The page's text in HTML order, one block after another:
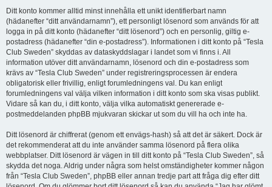
Ditt konto kommer alltid minst innehålla ett unikt identifierbart namn
(hädanefter “ditt användarnamn”), ett personligt lösenord som används för att
logga in på ditt konto (hädanefter “ditt lösenord”) och en personlig, giltig e-
postadress (hädanefter “din e-postadress”). Informationen i ditt konto på “Tesla
Club Sweden” skyddas av dataskyddslagar i landet som vi finns i. All
information utöver ditt användarnamn, lösenord och din e-postadress som
krävs av “Tesla Club Sweden” under registreringsprocessen är endera
obligatorisk eller frivillig, enligt forumledningens val. Du kan enligt
forumledningens val välja vilken information i ditt konto som ska visas publikt.
Vidare så kan du, i ditt konto, välja vilka automatiskt genererade e-
postmeddelanden phpBB mjukvaran skickar ut som du vill ha och inte ha.
Ditt lösenord är chiffrerat (genom ett envägs-hash) så att det är säkert. Dock är
det rekommenderat att du inte använder samma lösenord på flera olika
webbplatser. Ditt lösenord är vägen in till ditt konto på “Tesla Club Sweden”, så
skydda det noga. Aldrig under några som helst omständigheter kommer någon
från “Tesla Club Sweden”, phpBB eller annan tredje part att fråga dig efter ditt